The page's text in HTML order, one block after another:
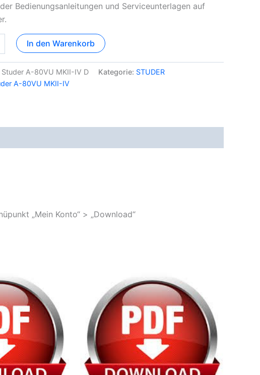
Bedienungsanleitungen und Serviceunterlagen auf
In den Warenkorb
Studer A-80VU MKII-IV D Kategorie: STUDER
A-80VU MKII-IV
„Mein Konto“ > „Download“